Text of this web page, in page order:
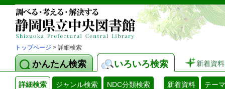
トップページ > 詳細検索
かんたん検索 いろいろ検索 新着資料
詳細検索 ジャンル検索 NDC分類検索 新着資料 テー